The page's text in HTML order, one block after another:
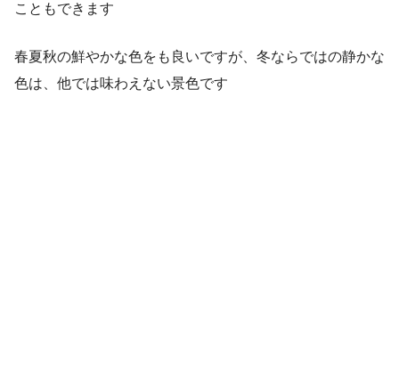
こともできます
春夏秋の鮮やかな色をも良いですが、冬ならではの静かな
色は、他では味わえない景色です